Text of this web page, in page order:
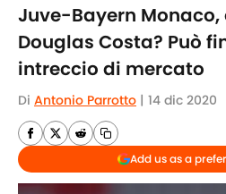
Juve-Bayern
Douglas Costa? Può
intreccio di mercato
Di Antonio Parrotto | 14 dic 2020
Add us as a